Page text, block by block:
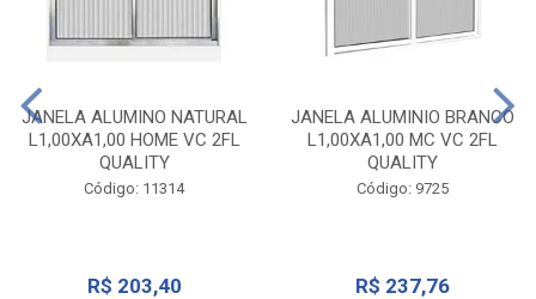
JANELA ALUMINO NATURAL
L1,00XA1,00 HOME VC 2FL
QUALITY
Código: 11314
R$ 203,40
JANELA ALUMINIO BRANCO
L1,00XA1,00 MC VC 2FL
QUALITY
Código: 9725
R$ 237,76